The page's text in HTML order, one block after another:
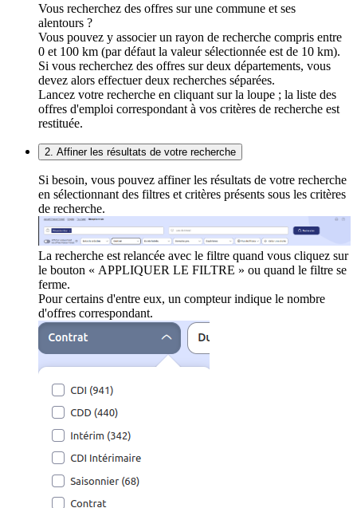
Vous recherchez des offres sur une commune et ses
alentours ?
Vous pouvez y associer un rayon de recherche compris entre
0 et 100 km (par défaut la valeur sélectionnée est de 10 km).
Si vous recherchez des offres sur deux départements, vous
devez alors effectuer deux recherches séparées.
Lancez votre recherche en cliquant sur la loupe ; la liste des
offres d'emploi correspondant à vos critères de recherche est
restituée.
2. Affiner les résultats de votre recherche
Si besoin, vous pouvez affiner les résultats de votre recherche
en sélectionnant des filtres et critères présents sous les critères
de recherche.
La recherche est relancée avec le filtre quand vous cliquez sur
le bouton « APPLIQUER LE FILTRE » ou quand le filtre se
ferme.
Pour certains d'entre eux, un compteur indique le nombre
d'offres correspondant.